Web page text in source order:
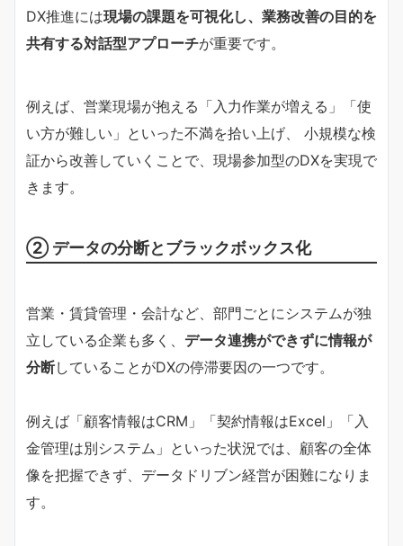
DX推進には現場の課題を可視化し、業務改善の目的を
共有する対話型アプローチが重要です。
例えば、営業現場が抱える「入力作業が増える」「使
い方が難しい」といった不満を拾い上げ、 小規模な検
証から改善していくことで、現場参加型のDXを実現で
きます。
② データの分断とブラックボックス化
営業・賃貸管理・会計など、部門ごとにシステムが独
立している企業も多く、 データ連携ができずに情報が
分断していることがDXの停滞要因の一つです。
例えば「顧客情報はCRM」「契約情報はExcel」「入
金管理は別システム」といった状況では、顧客の全体
像を把握できず、データドリブン経営が困難になりま
す。